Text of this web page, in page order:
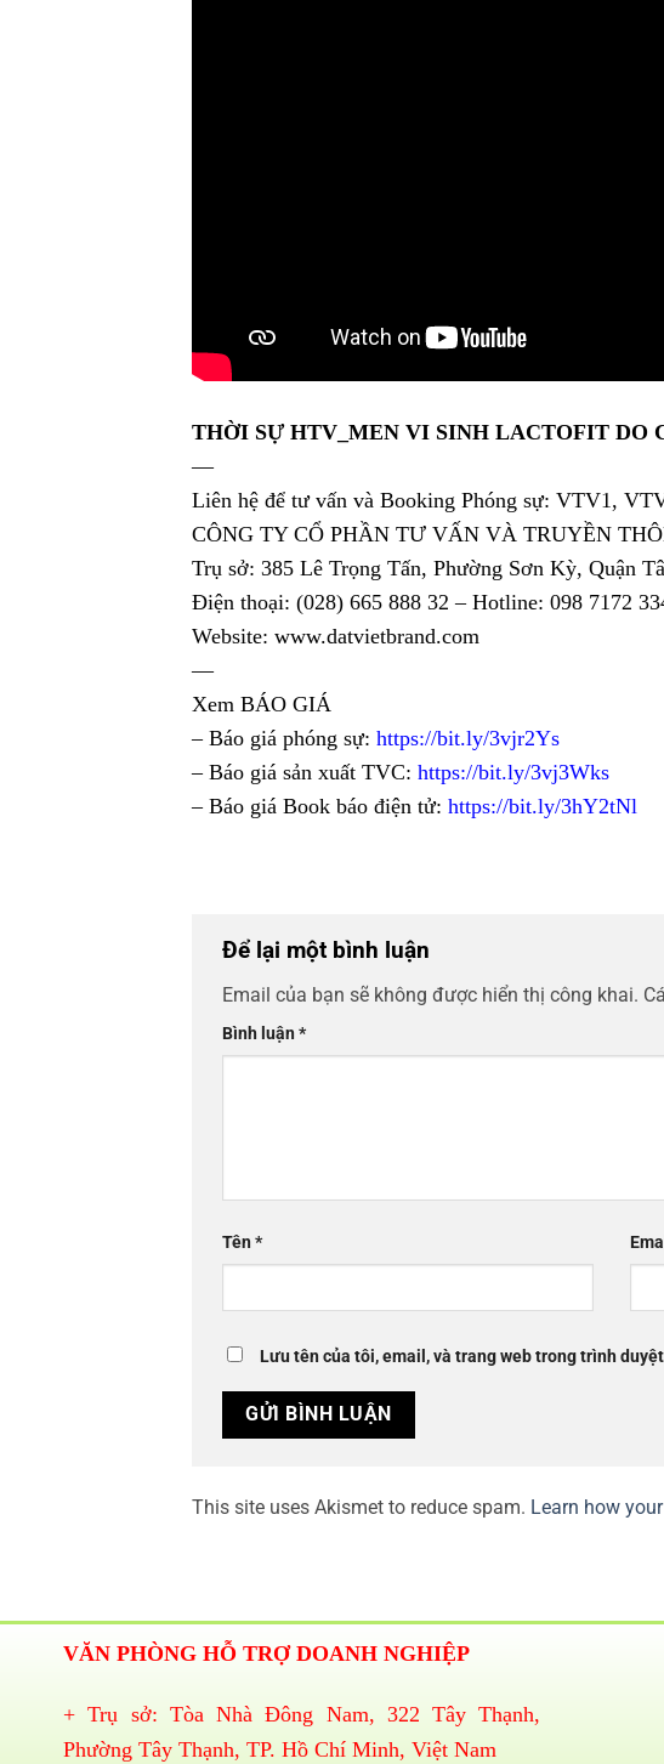
THỜI SỰ HTV_MEN VI SINH LACTOFIT DO
—
Liên hệ để tư vấn và Booking Phóng sự: VTV1,
CÔNG TY CỔ PHẦN TƯ VẤN VÀ TRUYỀN
Trụ sở: 385 Lê Trọng Tấn, Phường Sơn Kỳ, Quận
Điện thoại: (028) 665 888 32 – Hotline: 098 7172
Website: www.datvietbrand.com
—
Xem BÁO GIÁ
– Báo giá phóng sự: https://bit.ly/3vjr2Ys
– Báo giá sản xuất TVC: https://bit.ly/3vj3Wks
– Báo giá Book báo điện tử: https://bit.ly/3hY2tNl
Để lại một bình luận
Email của bạn sẽ không được hiển thị công khai.
Bình luận*
Tên*
Lưu tên của tôi, email, và trang web trong trình
This site uses Akismet to reduce spam. Learn how
VĂN PHÒNG HỖ TRỢ DOANH NGHIỆP
+ Trụ sở: Tòa Nhà Đông Nam, 322 Tây Thạnh,
Phường Tây Thạnh, TP. Hồ Chí Minh, Việt Nam